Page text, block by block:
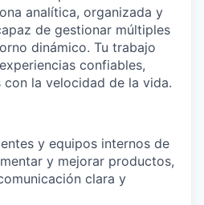
analítica, organizada y
de gestionar múltiples
dinámico. Tu trabajo
confiables,
la velocidad de la vida.
y equipos internos de
y mejorar productos,
clara y